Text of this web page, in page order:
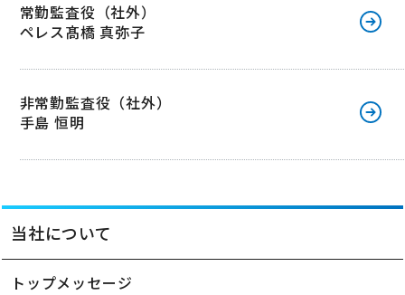
常勤監査役（社外）
ペレス髙橋 真弥子
非常勤監査役（社外）
手島 恒明
当社について
トップメッセージ